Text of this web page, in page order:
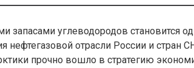
запасами углеводородов становится
нефтегазовой отрасли России и стран
прочно вошло в стратегию